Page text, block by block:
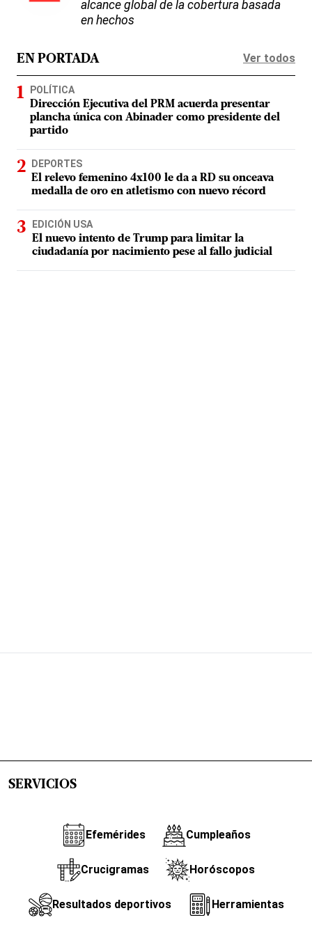
alcance global de la cobertura basada
en hechos
EN PORTADA Ver todos
POLÍTICA
Dirección Ejecutiva del PRM acuerda presentar
plancha única con Abinader como presidente del
partido
DEPORTES
El relevo femenino 4x100 le da a RD su onceava
medalla de oro en atletismo con nuevo récord
EDICIÓN USA
El nuevo intento de Trump para limitar la
ciudadanía por nacimiento pese al fallo judicial
SERVICIOS
Efemérides Cumpleaños
Crucigramas Horóscopos
Resultados deportivos Herramientas